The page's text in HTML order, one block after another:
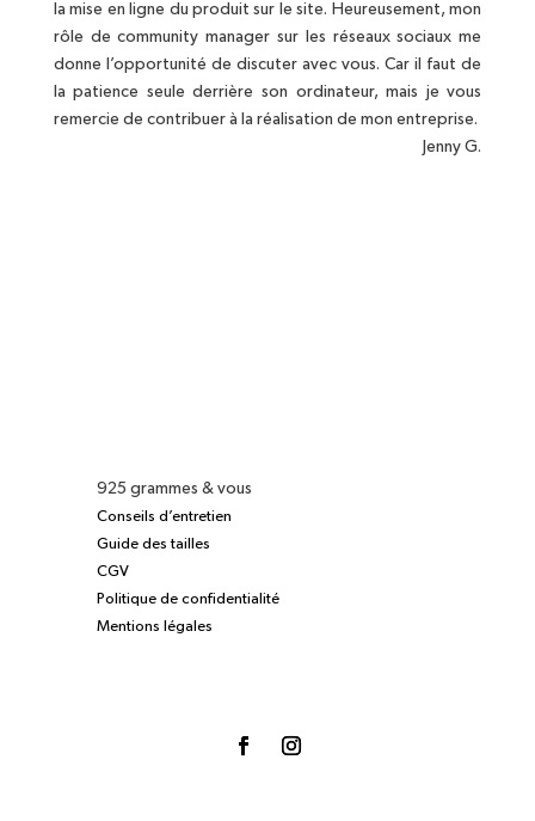
la mise en ligne du produit sur le site. Heureusement, mon
rôle de community manager sur les réseaux sociaux me
donne l’opportunité de discuter avec vous. Car il faut de
la patience seule derrière son ordinateur, mais je vous
remercie de contribuer à la réalisation de mon entreprise.
Jenny G.
925 grammes & vous
Conseils d’entretien
Guide des tailles
CGV
Politique de confidentialité
Mentions légales